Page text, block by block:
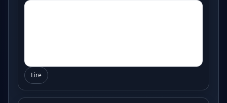
Lire